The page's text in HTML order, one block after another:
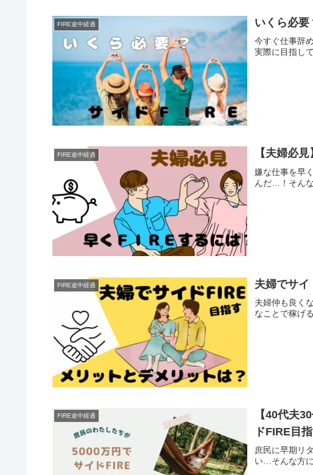
FIRE途中経過 いくら必
今すぐ仕事辞
実際に目指し
FIRE途中経過 【夫婦必
嫌な仕事を早
んだ…！そん
FIRE途中経過 夫婦でサ
夫婦仲も良く
なことで稼げ
FIRE途中経過
【40代夫
ドFIRE目
庶民に早期リ
い…そんな方